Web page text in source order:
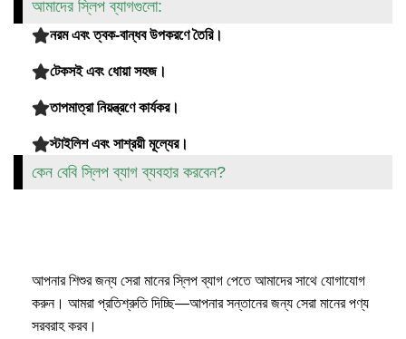
আমাদের স্লিপ ব্যাগগুলো:
নরম এবং ত্বক-বান্ধব উপকরণে তৈরি।
টেকসই এবং ধোয়া সহজ।
তাপমাত্রা নিয়ন্ত্রণে কার্যকর।
স্টাইলিশ এবং সাশ্রয়ী মূল্যের।
কেন বেবি স্লিপ ব্যাগ ব্যবহার করবেন?
আপনার শিশুর জন্য সেরা মানের স্লিপ ব্যাগ পেতে আমাদের সাথে যোগাযোগ
করুন। আমরা প্রতিশ্রুতি দিচ্ছি—আপনার সন্তানের জন্য সেরা মানের পণ্য
সরবরাহ করব।